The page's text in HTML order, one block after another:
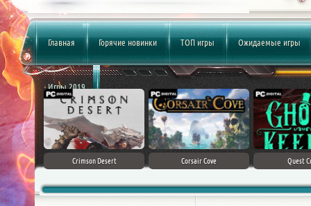
Главная Горячие новинки ТОП игры Ожидаемые игры
Игры 2019
5 Crimson Desert Corsair Cove Quest